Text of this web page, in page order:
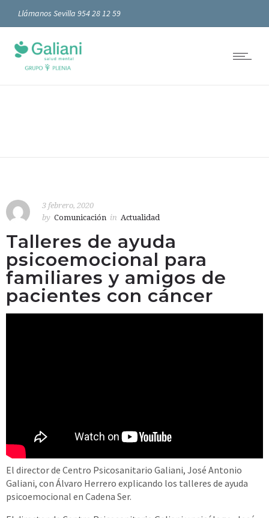
Llámanos Sevilla 954 28 12 59
3 febrero, 2020
by Comunicación in Actualidad
Talleres de ayuda
psicoemocional para
familiares y amigos de
pacientes con cáncer
El director de Centro Psicosanitario Galiani, José Antonio
Galiani, con Álvaro Herrero explicando los talleres de ayuda
psicoemocional en Cadena Ser.